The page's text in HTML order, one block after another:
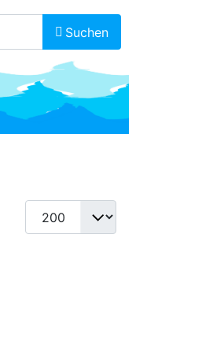
Suchen
Anzeige #